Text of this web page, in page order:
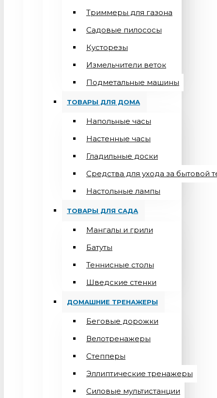
Триммеры для газона
Садовые пилососы
Кусторезы
Измельчители веток
Подметальные машины
ТОВАРЫ ДЛЯ ДОМА
Напольные часы
Настенные часы
Гладильные доски
Средства для ухода за бытовой
Настольные лампы
ТОВАРЫ ДЛЯ САДА
Мангалы и грили
Батуты
Теннисные столы
Шведские стенки
ДОМАШНИЕ ТРЕНАЖЕРЫ
Беговые дорожки
Велотренажеры
Степперы
Эллиптические тренажеры
Силовые мультистанции